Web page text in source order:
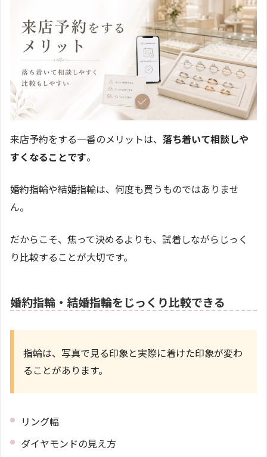
来店予約をする一番のメリットは、 落ち着いて相談しや
すくなることです。
婚約指輪や結婚指輪は、何度も買うものではありませ
ん。
だからこそ、焦って決めるよりも、試着しながらじっく
り比較することが大切です。
婚約指輪・結婚指輪をじっくり比較できる
指輪は、写真で見る印象と実際に着けた印象が変わ
ることがあります。
リング幅
ダイヤモンドの見え方